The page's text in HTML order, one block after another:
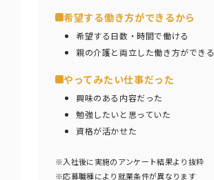
希望する働き方ができるから
希望する日数・時間で働ける
親の介護と両立した働き方ができる
やってみたい仕事だった
興味のある内容だった
勉強したいと思っていた
資格が活かせた
※入社後に実施のアンケート結果より抜粋
※応募職種により就業条件が異なります